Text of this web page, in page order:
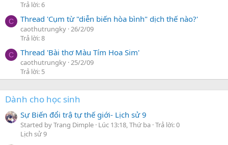
Trả lời: 6
C Thread 'Cụm từ "diễn biến hòa bình" dịch thế nào?'
caothutrungky 26/2/09
Trả lời: 8
C Thread 'Bài thơ Màu Tím Hoa Sim'
caothutrungky 25/2/09
Trả lời: 5
Dành cho học sinh
Sự Biến đổi trậ tự thế giới- Lịch sử 9
Started by Trang Dimple Lúc 13:18, Thứ ba Trả lời: 0
Lịch sử 9